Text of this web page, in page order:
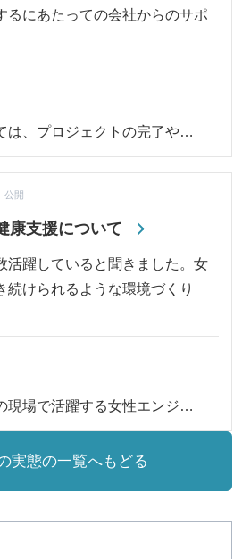
るにあたっての会社からのサポ
は、プロジェクトの完了や…
康支援について
公開
活躍していると聞きました。女
続けられるような環境づくり
現場で活躍する女性エンジ…
実態の一覧へもどる